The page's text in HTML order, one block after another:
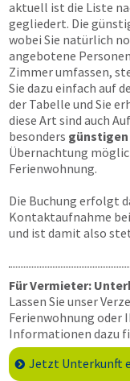
aktuell ist die Liste
gegliedert. Die
wobei Sie natürlich
angebotene
Zimmer umfassen,
Sie dazu einfach auf
der Tabelle und Sie
diese Art sind auch
besonders günstigen
Übernachtung
Ferienwohnung.
Die Buchung erfolgt
Kontaktaufnahme
und ist damit also
Für Vermieter:
Lassen Sie unser
Ferienwohnung oder
Informationen dazu
Jetzt Unterkunft